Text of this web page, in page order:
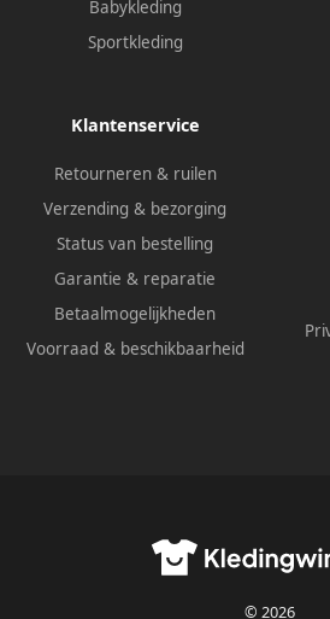
Babykleding
Sportkleding
Klantenservice
Retourneren & ruilen
Verzending & bezorging
Status van bestelling
Garantie & reparatie
Betaalmogelijkheden
Voorraad & beschikbaarheid
© 2026